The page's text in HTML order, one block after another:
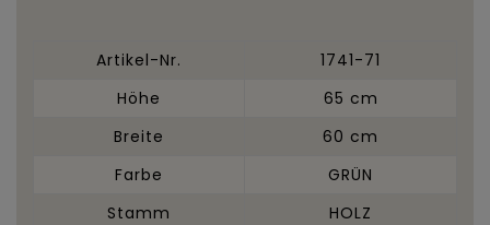
Artikel-Nr.
1741-71
Höhe
65 cm
Breite
60 cm
Farbe
GRÜN
Stamm
HOLZ